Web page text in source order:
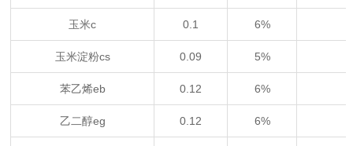
玉米c 0.1 6%
玉米淀粉cs 0.09 5%
苯乙烯eb 0.12 6%
乙二醇eg 0.12 6%